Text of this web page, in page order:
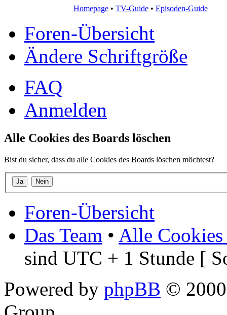
Homepage • TV-Guide • Episoden-Guide
Foren-Übersicht
Ändere Schriftgröße
FAQ
Anmelden
Alle Cookies des Boards löschen
Bist du sicher, dass du alle Cookies des Boards löschen möchtest?
Foren-Übersicht
Das Team • Alle Cookies
sind UTC + 1 Stunde [
Powered by phpBB ©